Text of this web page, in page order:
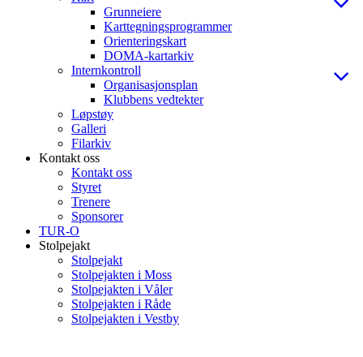
Grunneiere
Karttegningsprogrammer
Orienteringskart
DOMA-kartarkiv
Internkontroll
Organisasjonsplan
Klubbens vedtekter
Løpstøy
Galleri
Filarkiv
Kontakt oss
Kontakt oss
Styret
Trenere
Sponsorer
TUR-O
Stolpejakt
Stolpejakt
Stolpejakten i Moss
Stolpejakten i Våler
Stolpejakten i Råde
Stolpejakten i Vestby